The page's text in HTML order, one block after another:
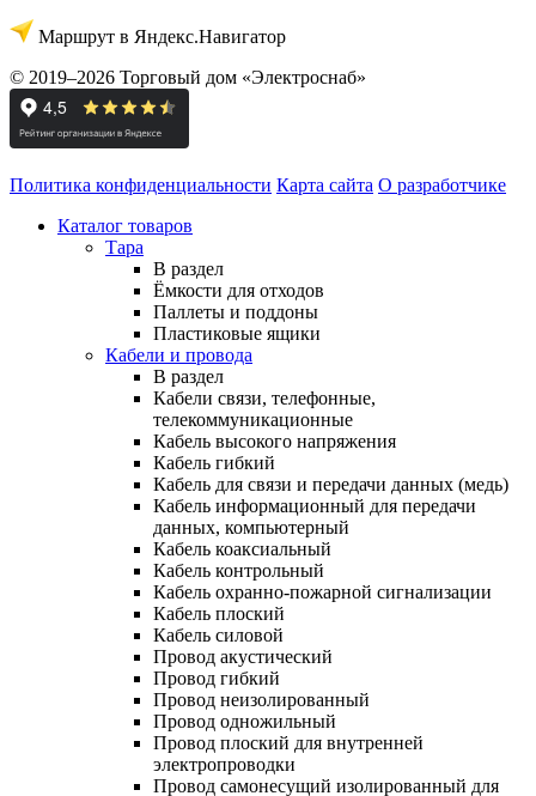
Маршрут в Яндекс.Навигатор
© 2019–2026 Торговый дом «Электроснаб»
Политика конфиденциальности Карта сайта О разработчике
Каталог товаров
Тара
В раздел
Ёмкости для отходов
Паллеты и поддоны
Пластиковые ящики
Кабели и провода
В раздел
Кабели связи, телефонные,
телекоммуникационные
Кабель высокого напряжения
Кабель гибкий
Кабель для связи и передачи данных (медь)
Кабель информационный для передачи
данных, компьютерный
Кабель коаксиальный
Кабель контрольный
Кабель охранно-пожарной сигнализации
Кабель плоский
Кабель силовой
Провод акустический
Провод гибкий
Провод неизолированный
Провод одножильный
Провод плоский для внутренней
электропроводки
Провод самонесущий изолированный для